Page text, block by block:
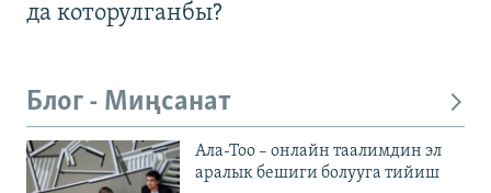
да которулганбы?
Блог - Миңсанат
Ала-Тоо – онлайн таалимдин эл
аралык бешиги болууга тийиш